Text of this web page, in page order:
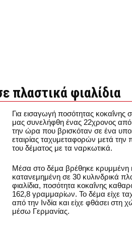
πλαστικά φιαλίδια
Για εισαγωγή ποσότητας κοκαΐνης
μας συνελήφθη ένας 22χρονος
την ώρα που βρισκόταν σε ένα
εταιρίας ταχυμεταφορών μετά
του δέματος με τα ναρκωτικά.
Μέσα στο δέμα βρέθηκε κρυμμένη
κατανεμημένη σε 30 κυλινδρικά
φιαλίδια, ποσότητα κοκαΐνης
162,8 γραμμαρίων. Το δέμα είχε
από την Ινδία και είχε φθάσει στη
μέσω Γερμανίας.